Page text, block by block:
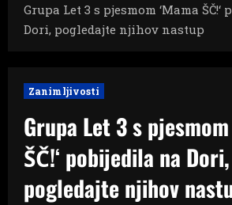
Grupa Let 3 s pjesmom ‘Mama
Dori, pogledajte njihov nastup
Zanimljivosti
Grupa Let 3 s pjesmom
ŠČ!‘ pobijedila na Dori,
pogledajte njihov